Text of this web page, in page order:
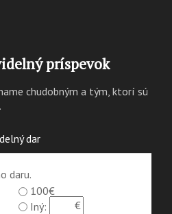
príspevok
chudobným a tým, ktorí sú
dar
daru.
100€
Iný: